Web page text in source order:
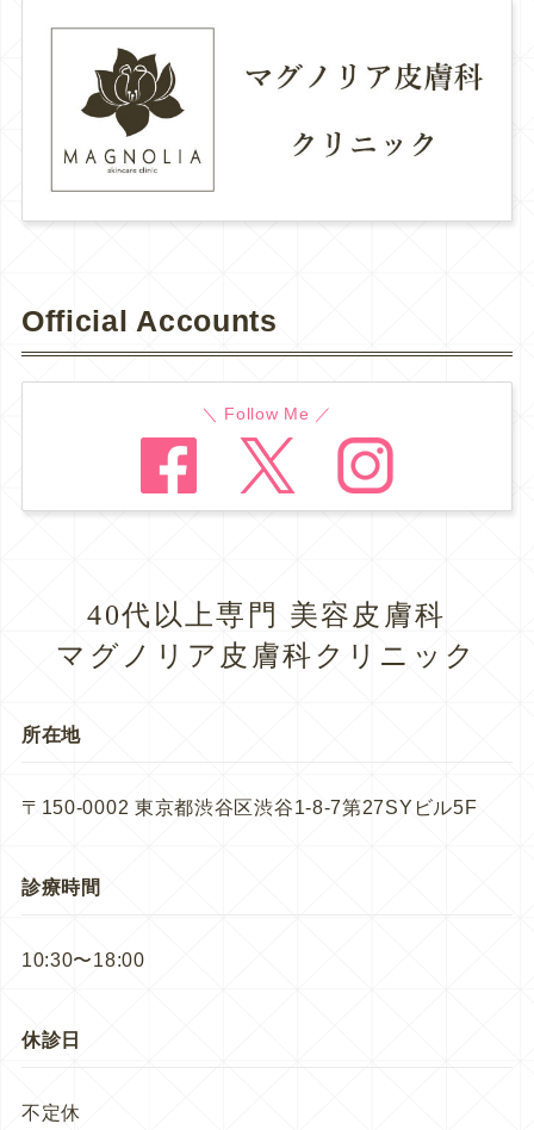
Official Accounts
＼ Follow Me ／
40代以上専門 美容皮膚科
マグノリア皮膚科クリニック
所在地
〒150-0002 東京都渋谷区渋谷1-8-7第27SYビル5F
診療時間
10:30〜18:00
休診日
不定休